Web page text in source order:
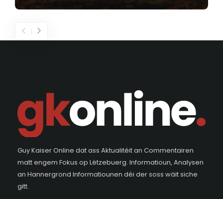
Guy Kaiser Online dat ass Aktualitéit an Commentairen
matt engem Fokus op Lëtzebuerg. Informatioun, Analysen
an Hannergrond Informatiounen déi der soss wäit siche
gitt.